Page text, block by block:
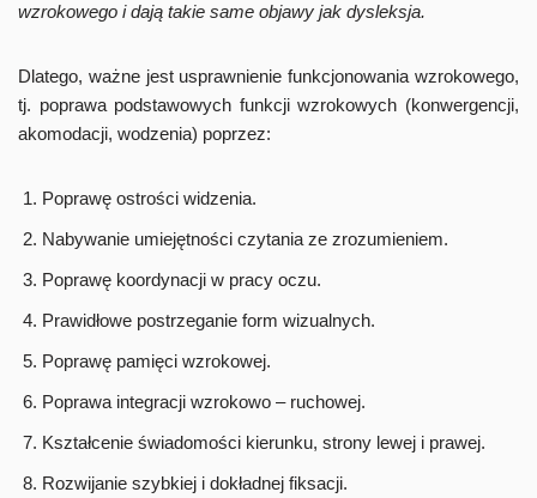
wzrokowego i dają takie same objawy jak dysleksja.
Dlatego, ważne jest usprawnienie funkcjonowania wzrokowego,
tj. poprawa podstawowych funkcji wzrokowych (konwergencji,
akomodacji, wodzenia) poprzez:
Poprawę ostrości widzenia.
Nabywanie umiejętności czytania ze zrozumieniem.
Poprawę koordynacji w pracy oczu.
Prawidłowe postrzeganie form wizualnych.
Poprawę pamięci wzrokowej.
Poprawa integracji wzrokowo – ruchowej.
Kształcenie świadomości kierunku, strony lewej i prawej.
Rozwijanie szybkiej i dokładnej fiksacji.